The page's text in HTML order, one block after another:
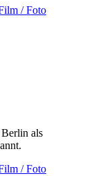
/ Foto
als
/ Foto